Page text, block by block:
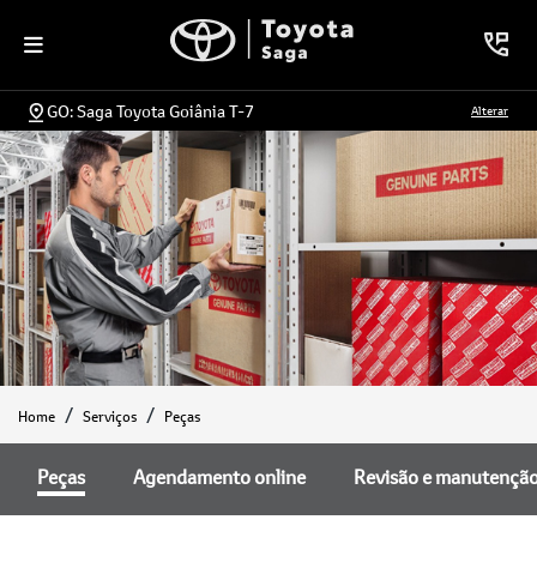
GO: Saga Toyota Goiânia T-7 Alterar
Home Serviços Peças
Agendamento online Revisão e
Peças